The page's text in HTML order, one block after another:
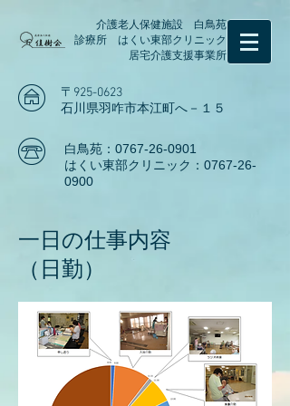
介護老人保健施設 白鳥苑
診療所 はくい東部クリニック
居宅介護支援事業所
〒925-0623
石川県羽咋市本江町へ－１５
白鳥苑：0767-26-0901
はくい東部クリニック：0767-26-
0900
一日の仕事内容
（日勤）